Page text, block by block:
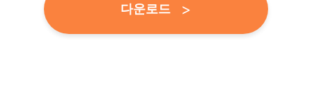
다운로드